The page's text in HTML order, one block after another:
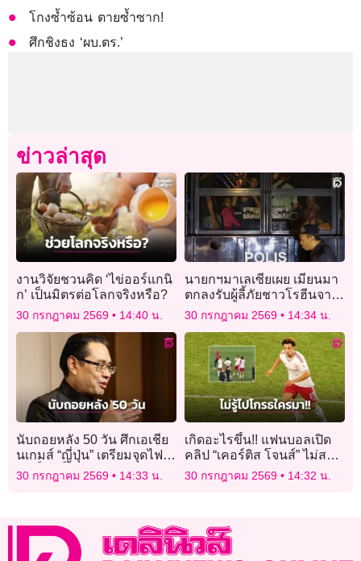
โกงซ้ำซ้อน ตายซ้ำซาก!
ศึกชิงธง ‘ผบ.ตร.’
ข่าวล่าสุด
งานวิจัยชวนคิด ‘ไข่ออร์แกนิ
ก’ เป็นมิตรต่อโลกจริงหรือ?
30 กรกฎาคม 2569 14:40 น.
นายกฯมาเลเซียเผย เมียนมา
ตกลงรับผู้ลี้ภัยชาวโรฮีนจา
5,000 คน
30 กรกฎาคม 2569 14:34 น.
นับถอยหลัง 50 วัน ศึกเอเชีย
นเกมส์ “ญี่ปุ่น” เตรียมจุดไฟ
ศักดิ์สิทธิ์ “กกท.” ส่งทีมศึกษา
มาตรฐานการจัด T
30 กรกฎาคม 2569 14:33 น.
เกิดอะไรขึ้น!! แฟนบอลเปิด
คลิป “เคอร์ติส โจนส์” ไม่สบ
อารมณ์ บ่นยับกับ “โซ
โบซไล”
30 กรกฎาคม 2569 14:32 น.